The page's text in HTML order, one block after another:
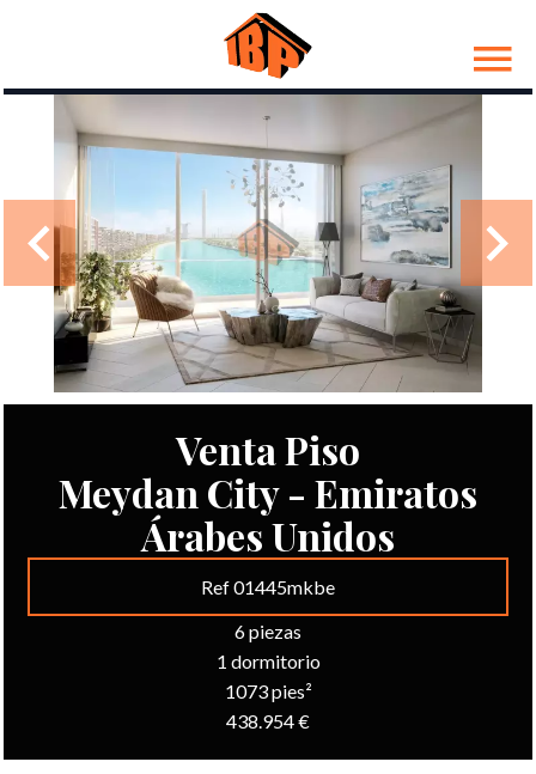
Venta Piso
Meydan City - Emiratos
Árabes Unidos
Ref 01445mkbe
6 piezas
1 dormitorio
1073 pies²
438.954 €